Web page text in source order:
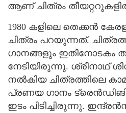
ആണ് ചിത്രം
1980 കളിലെ തെക്കൻ
ചിത്രം പറയുന്നത്.
ഗാനങ്ങളും ഇതിനോടകം
നേടിയിരുന്നു. ശ്രീനാഥ്
നൽകിയ ചിത്രത്തിലെ
പ്രണയ ഗാനം
ഇടം പിടിച്ചിരുന്നു.